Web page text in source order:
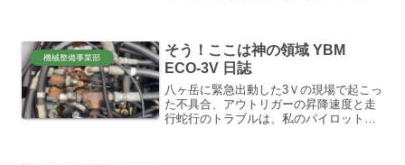
すが、当時の記事読んで...
機械整備事業部
そう！ここは神の領域 YBM
ECO-3V 日誌
八ヶ岳に緊急出動した3Ｖの現場で起こっ
た不具合、アウトリガーの昇降速度と走
行蛇行のトラブルは、私のパイロットレ